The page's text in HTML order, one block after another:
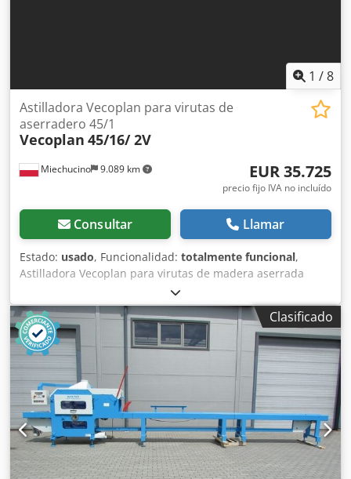
1 /8
Miechucino 9.089 km
Astilladora Vecoplan para virutas de
aserradero 45/1
Vecoplan 45/16/ 2V
EUR 35.725
precio fijo IVA no incluído
Consultar Llamar
Estado: usado, Funcionalidad: totalmente funcional,
Astilladora Vecoplan para virutas de madera aserrada
45/16/ 2V - Fabricada en Alemania - ideal para astillar
directamente en el horno - sistema vibratorio
ESPECIFICACIONES TÉCNICAS - anchura 450 mm - altura
160 mm - número de cuchillas 2 piezas - potencia del
motor 50 kW - diámetro del rotor 500 mm - longitud del
rotor 475 mm - tamiz 40 x 40 mm - eje del engranaje de
tracción 4 kW - eje del engranaje de tracción inferior 2,2
kW Dkedpfjt Hr Drex Aaher - marcha atrás - alimentador
vibratorio 10500 mm x 450 mm - potencia del motor 2,2 kW
- barra vibradora transversal 4500 mm x 2200 mm -
potencia del motor 1,5 kW - altura 2450 mm dimensiones
de transporte 1050 cm x 245 cm x 245 cm peso ~ 4 t
Clasificado